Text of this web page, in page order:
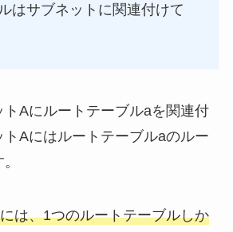
はサブネットに関連付けて
Aにルートテーブルaを関連付
Aにはルートテーブルaのルー
は、1つのルートテーブルしか